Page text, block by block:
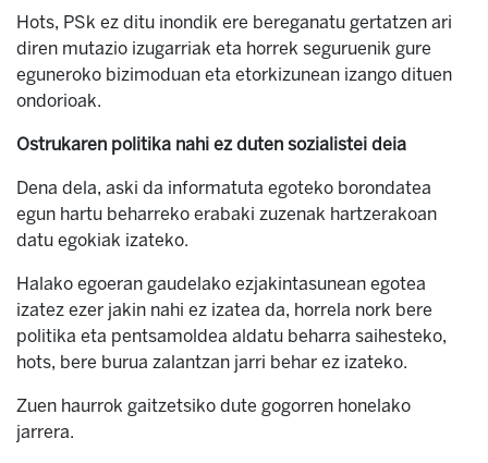
Hots, PSk ez ditu inondik ere bereganatu gertatzen ari
diren mutazio izugarriak eta horrek seguruenik gure
eguneroko bizimoduan eta etorkizunean izango dituen
ondorioak.
Ostrukaren politika nahi ez duten sozialistei deia
Dena dela, aski da informatuta egoteko borondatea
egun hartu beharreko erabaki zuzenak hartzerakoan
datu egokiak izateko.
Halako egoeran gaudelako ezjakintasunean egotea
izatez ezer jakin nahi ez izatea da, horrela nork bere
politika eta pentsamoldea aldatu beharra saihesteko,
hots, bere burua zalantzan jarri behar ez izateko.
Zuen haurrok gaitzetsiko dute gogorren honelako
jarrera.